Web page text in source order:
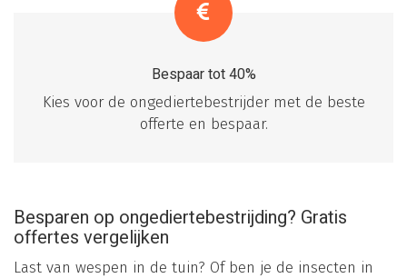
Bespaar tot 40%
Kies voor de ongediertebestrijder met de beste
offerte en bespaar.
Besparen op ongediertebestrijding? Gratis
offertes vergelijken
Last van wespen in de tuin? Of ben je de insecten in